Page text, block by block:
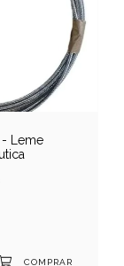
- Leme